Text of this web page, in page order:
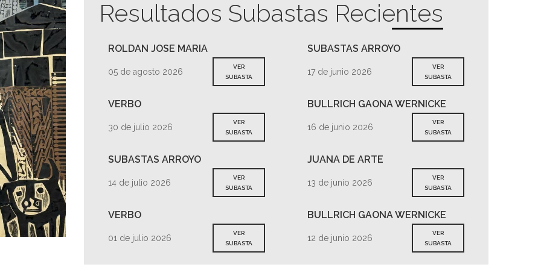
Resultados Subastas Recientes
ROLDAN JOSE MARIA
05 de agosto 2026
VER
SUBASTA
VERBO
30 de julio 2026
VER
SUBASTA
SUBASTAS ARROYO
14 de julio 2026
VER
SUBASTA
VERBO
01 de julio 2026
VER
SUBASTA
SUBASTAS ARROYO
17 de junio 2026
VER
SUBASTA
BULLRICH GAONA WERNICKE
16 de junio 2026
VER
SUBASTA
JUANA DE ARTE
13 de junio 2026
VER
SUBASTA
BULLRICH GAONA WERNICKE
12 de junio 2026
VER
SUBASTA